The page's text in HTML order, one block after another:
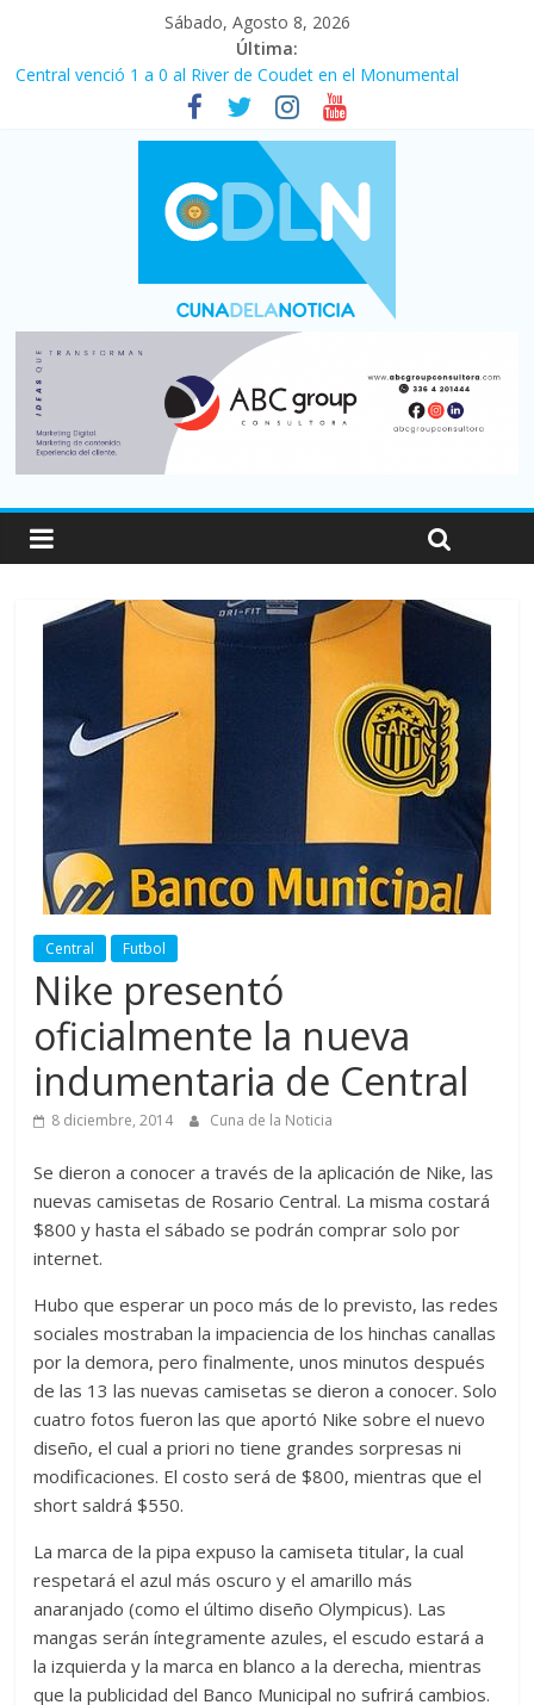
Sábado, Agosto 8, 2026
Última:
Central venció 1 a 0 al River de Coudet en el Monumental
La morosidad alcanzó su nivel más alto en dos décadas y ya
afecta a 400 mil deudores en Santa Fe
Desde que asumió Milei cerraron 41.000 kioscos: el sector
denuncia crisis como en 2001
Vacaciones de invierno con más movimiento y consumo
turístico: 4,6 millones de personas viajaron por el país, un 5,9%
Fuerte caída de la venta de autos usados en julio: bajó un 12,6%
Central Futbol
Nike presentó
oficialmente la nueva
indumentaria de Central
8 diciembre, 2014 Cuna de la Noticia
Se dieron a conocer a través de la aplicación de Nike, las
nuevas camisetas de Rosario Central. La misma costará
$800 y hasta el sábado se podrán comprar solo por
internet.
Hubo que esperar un poco más de lo previsto, las redes
sociales mostraban la impaciencia de los hinchas canallas
por la demora, pero finalmente, unos minutos después
de las 13 las nuevas camisetas se dieron a conocer. Solo
cuatro fotos fueron las que aportó Nike sobre el nuevo
diseño, el cual a priori no tiene grandes sorpresas ni
modificaciones. El costo será de $800, mientras que el
short saldrá $550.
La marca de la pipa expuso la camiseta titular, la cual
respetará el azul más oscuro y el amarillo más
anaranjado (como el último diseño Olympicus). Las
mangas serán íntegramente azules, el escudo estará a
la izquierda y la marca en blanco a la derecha, mientras
que la publicidad del Banco Municipal no sufrirá cambios.